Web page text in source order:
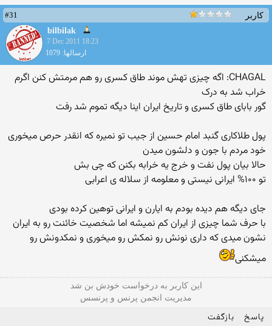
کاربر
#31
bilbilak
7 Dec 2011 18:23
ارسالها: 1079
CHAGAL: اگه چیزی تهش موند طاق کسری رو هم مرمتش کنن اگرم
خراب شد به درک
گور بابای طاق کسری و تاریخ ایران اینا دیگه تموم شد رفت
پول طلاکاری گنبد امام حسین از جیب تو نمیره که انقدر حرص میخوری
خود مردم با جون و دلشون میدن
حالا بیان پول نفت و خرج یه خرابه بکنن که چی بش
تو ۱۰۰% ایرانی نیستی و معلومه از سلاله ی اعرابی
جای دیگه هم دیده بودم به ایارن و ایرانی توهین کرده بودی
با حرف شما چیزی از ایران کم نمیشه اما شخصیت خائنت رو به ایران
نشون میدی که داری نونش رو نمکش رو میخوری و نمکدونش رو
میشکنی
این كاربر به درخواست خودش بن شد
مدیریت انجمن پرنس و پرنسس
پاسخ بازگفت